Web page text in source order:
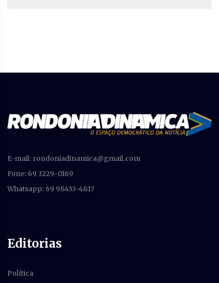
E-mail: rondoniadinamica@gmail.com
Fone: 69 3229-0169
Whatsapp: 69 98433-4817
Editorias
Política